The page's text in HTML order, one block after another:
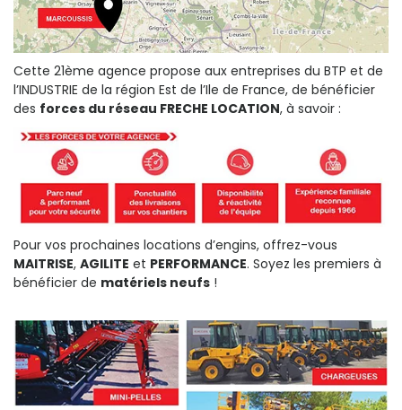
Cette 21ème agence propose aux entreprises du BTP et de
l’INDUSTRIE de la région Est de l’Ile de France, de bénéficier
des forces du réseau FRECHE LOCATION, à savoir :
Pour vos prochaines locations d’engins, offrez-vous
MAITRISE, AGILITE et PERFORMANCE. Soyez les premiers à
bénéficier de matériels neufs !